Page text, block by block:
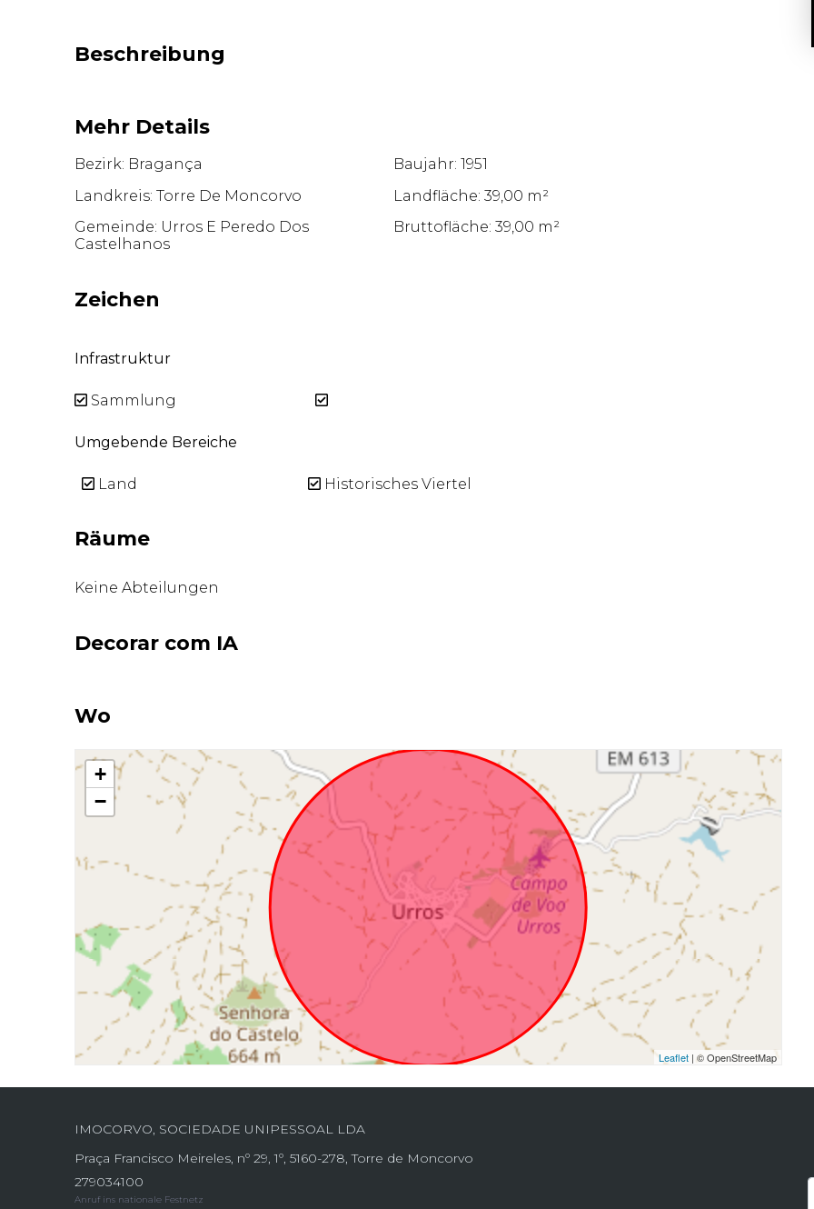
Beschreibung
Mehr Details
Bezirk: Bragança
Baujahr: 1951
Landkreis: Torre De Moncorvo
Landfläche: 39,00 m²
Gemeinde: Urros E Peredo Dos
Castelhanos
Bruttofläche: 39,00 m²
Zeichen
Infrastruktur
Sammlung
Umgebende Bereiche
Land Historisches Viertel
Räume
Keine Abteilungen
Decorar com IA
Wo
+
−
Leaflet| © OpenStreetMap
IMOCORVO, SOCIEDADE UNIPESSOAL LDA
Praça Francisco Meireles, nº 29, 1º, 5160-278, Torre de Moncorvo
279034100
Anruf ins nationale Festnetz